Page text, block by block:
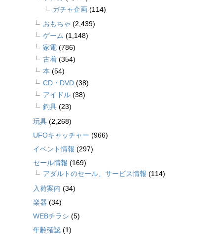
ガチャ企画 (114)
おもちゃ (2,439)
ゲーム (1,148)
家電 (786)
古着 (354)
本 (54)
CD・DVD (38)
アイドル (38)
釣具 (23)
玩具 (2,268)
UFOキャッチャー (966)
イベント情報 (297)
セール情報 (169)
アダルトのセール、サービス情報 (114)
入荷案内 (34)
楽器 (34)
WEBチラシ (5)
年齢確認 (1)